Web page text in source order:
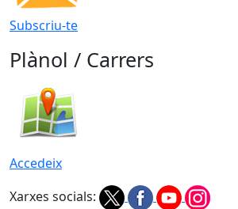
Subscriu-te
Plànol / Carrers
Accedeix
Xarxes socials: